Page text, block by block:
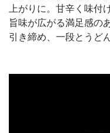
上がりに。甘辛く味付
旨味が広がる満足感の
引き締め、一段とうど